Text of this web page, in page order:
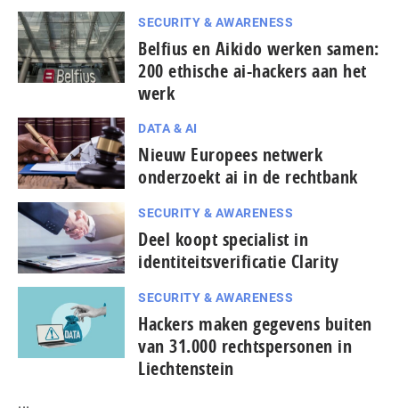
SECURITY & AWARENESS
Belfius en Aikido werken samen:
200 ethische ai-hackers aan het
werk
DATA & AI
Nieuw Europees netwerk
onderzoekt ai in de rechtbank
SECURITY & AWARENESS
Deel koopt specialist in
identiteitsverificatie Clarity
SECURITY & AWARENESS
Hackers maken gegevens buiten
van 31.000 rechtspersonen in
Liechtenstein
...